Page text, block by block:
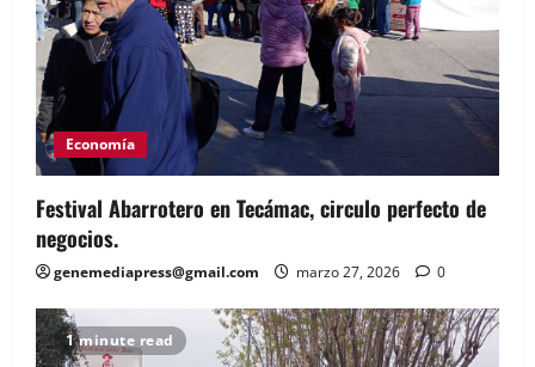
Economía
Festival Abarrotero en Tecámac, circulo perfecto de
negocios.
genemediapress@gmail.com marzo 27, 2026 0
1 minute read